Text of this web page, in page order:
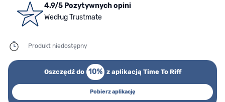
4.9/5 Pozytywnych opini
Według Trustmate
Produkt niedostępny
Oszczędź do 10% z aplikacją Time To Riff
Pobierz aplikację